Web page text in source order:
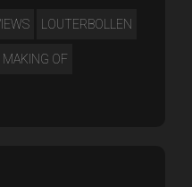
LOUTERBOLLEN
MAKING OF